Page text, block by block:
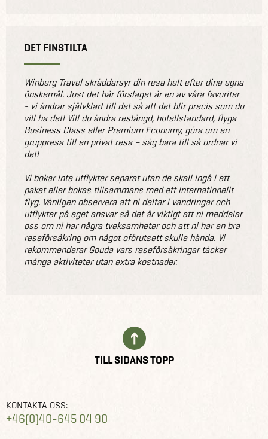
DET FINSTILTA
Winberg Travel skräddarsyr din resa helt efter dina egna
önskemål. Just det här förslaget är en av våra favoriter
- vi ändrar självklart till det så att det blir precis som du
vill ha det! Vill du ändra reslängd, hotellstandard, flyga
Business Class eller Premium Economy, göra om en
gruppresa till en privat resa – säg bara till så ordnar vi
det!
Vi bokar inte utflykter separat utan de skall ingå i ett
paket eller bokas tillsammans med ett internationellt
flyg. Vänligen observera att ni deltar i vandringar och
utflykter på eget ansvar så det är viktigt att ni meddelar
oss om ni har några tveksamheter och att ni har en bra
reseförsäkring om något oförutsett skulle hända. Vi
rekommenderar Gouda vars reseförsäkringar täcker
många aktiviteter utan extra kostnader.
TILL SIDANS TOPP
KONTAKTA OSS:
+46(0)40-645 04 90